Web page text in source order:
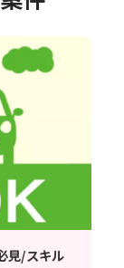
見/スキル